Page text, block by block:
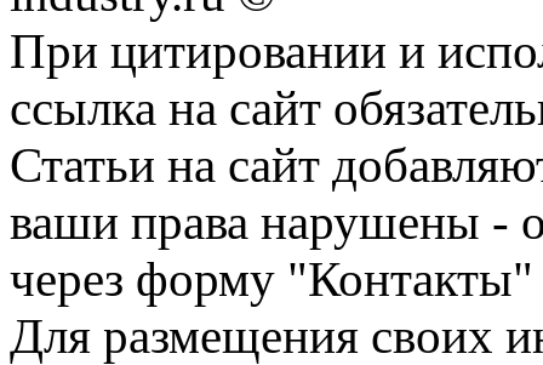
При цитировании и
ссылка на сайт
Статьи на сайт
ваши права нарушены -
через форму "Контакты"
Для размещения своих